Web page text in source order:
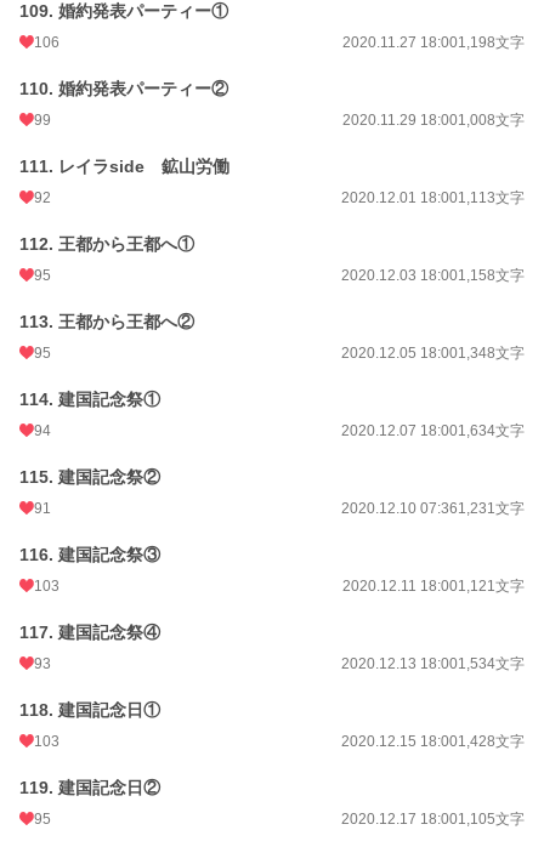
109. 婚約発表パーティー①
106 2020.11.27 18:001,198文字
110. 婚約発表パーティー②
99 2020.11.29 18:001,008文字
111. レイラside 鉱山労働
92 2020.12.01 18:001,113文字
112. 王都から王都へ①
95 2020.12.03 18:001,158文字
113. 王都から王都へ②
95 2020.12.05 18:001,348文字
114. 建国記念祭①
94 2020.12.07 18:001,634文字
115. 建国記念祭②
91 2020.12.10 07:361,231文字
116. 建国記念祭③
103 2020.12.11 18:001,121文字
117. 建国記念祭④
93 2020.12.13 18:001,534文字
118. 建国記念日①
103 2020.12.15 18:001,428文字
119. 建国記念日②
95 2020.12.17 18:001,105文字